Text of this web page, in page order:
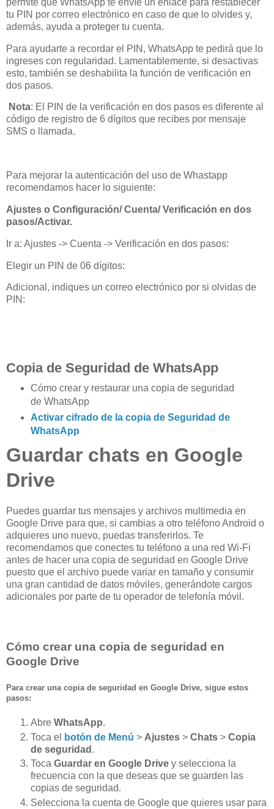
tu PIN por correo electrónico en caso de que lo olvides y,
además, ayuda a proteger tu cuenta.
Para ayudarte a recordar el PIN, WhatsApp te pedirá que lo
ingreses con regularidad. Lamentablemente, si desactivas
esto, también se deshabilita la función de verificación en
dos pasos.
Nota: El PIN de la verificación en dos pasos es diferente al
código de registro de 6 dígitos que recibes por mensaje
SMS o llamada.
Para mejorar la autenticación del uso de Whastapp
recomendamos hacer lo siguiente:
Ajustes o Configuración/ Cuenta/ Verificación en dos
pasos/Activar.
Ir a: Ajustes -> Cuenta -> Verificación en dos pasos:
Elegir un PIN de 06 dígitos:
Adicional, indiques un correo electrónico por si olvidas de
PIN:
Copia de Seguridad de WhatsApp
Cómo crear y restaurar una copia de seguridad
de WhatsApp
Activar cifrado de la copia de Seguridad de
WhatsApp
Guardar chats en Google
Drive
Puedes guardar tus mensajes y archivos multimedia en
Google Drive para que, si cambias a otro teléfono Android o
adquieres uno nuevo, puedas transferirlos. Te
recomendamos que conectes tu teléfono a una red Wi-Fi
antes de hacer una copia de seguridad en Google Drive
puesto que el archivo puede variar en tamaño y consumir
una gran cantidad de datos móviles, generándote cargos
adicionales por parte de tu operador de telefonía móvil.
Cómo crear una copia de seguridad en
Google Drive
Para crear una copia de seguridad en Google Drive, sigue estos
pasos:
Abre WhatsApp.
Toca el
botón de Menú > Ajustes > Chats > Copia
de seguridad .
Toca Guardar en Google Drive y selecciona la
frecuencia con la que deseas que se guarden las
copias de seguridad.
Selecciona la cuenta de Google que quieres usar para